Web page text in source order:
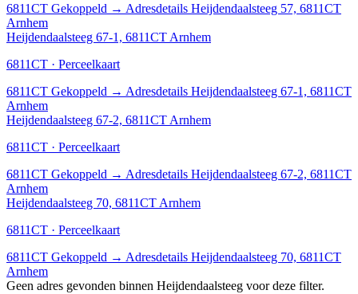
6811CT Gekoppeld → Adresdetails Heijdendaalsteeg 57, 6811CT
Arnhem
Heijdendaalsteeg 67-1, 6811CT Arnhem
6811CT · Perceelkaart
6811CT Gekoppeld → Adresdetails Heijdendaalsteeg 67-1, 6811CT
Arnhem
Heijdendaalsteeg 67-2, 6811CT Arnhem
6811CT · Perceelkaart
6811CT Gekoppeld → Adresdetails Heijdendaalsteeg 67-2, 6811CT
Arnhem
Heijdendaalsteeg 70, 6811CT Arnhem
6811CT · Perceelkaart
6811CT Gekoppeld → Adresdetails Heijdendaalsteeg 70, 6811CT
Arnhem
Geen adres gevonden binnen Heijdendaalsteeg voor deze filter.